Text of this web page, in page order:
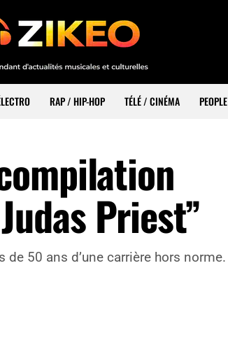
RAP / HIP-HOP TÉLÉ / CINÉMA PEOPLE
Priest”
50 ans d’une carrière hors norme.